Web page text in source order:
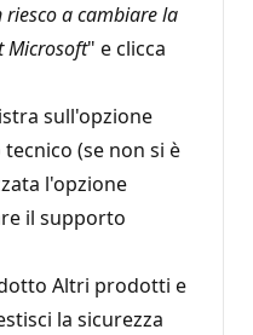
riesco a cambiare la
Microsoft" e clicca
sull'opzione
(se non si è
l'opzione
il supporto
Altri prodotti e
la sicurezza